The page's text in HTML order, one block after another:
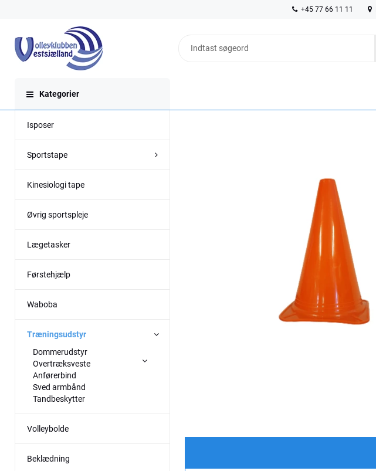
+45 77 66 11 11
Kategorier
Isposer
Sportstape
Kinesiologi tape
Øvrig sportspleje
Lægetasker
Førstehjælp
Waboba
Træningsudstyr
Dommerudstyr
Overtræksveste
Anførerbind
Sved armbånd
Tandbeskytter
Volleybolde
Beklædning